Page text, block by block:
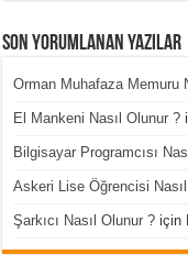
Son Yorumlanan Yazılar
Orman Muhafaza Memuru
El Mankeni Nasıl Olunur ?
Bilgisayar Programcısı
Askeri Lise Öğrencisi
Şarkıcı Nasıl Olunur ? için